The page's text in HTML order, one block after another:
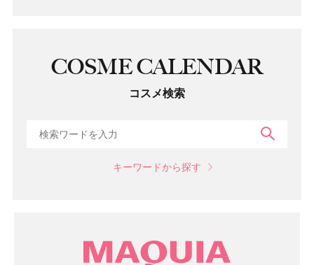
COSME CALENDAR
コスメ検索
キーワードから探す